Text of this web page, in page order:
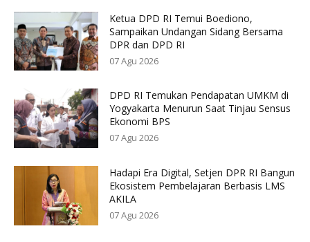
Ketua DPD RI Temui Boediono,
Sampaikan Undangan Sidang Bersama
DPR dan DPD RI
07 Agu 2026
DPD RI Temukan Pendapatan UMKM di
Yogyakarta Menurun Saat Tinjau Sensus
Ekonomi BPS
07 Agu 2026
Hadapi Era Digital, Setjen DPR RI Bangun
Ekosistem Pembelajaran Berbasis LMS
AKILA
07 Agu 2026